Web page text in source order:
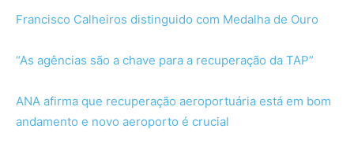
Francisco Calheiros distinguido com Medalha de Ouro
“As agências são a chave para a recuperação da TAP”
ANA afirma que recuperação aeroportuária está em bom
andamento e novo aeroporto é crucial